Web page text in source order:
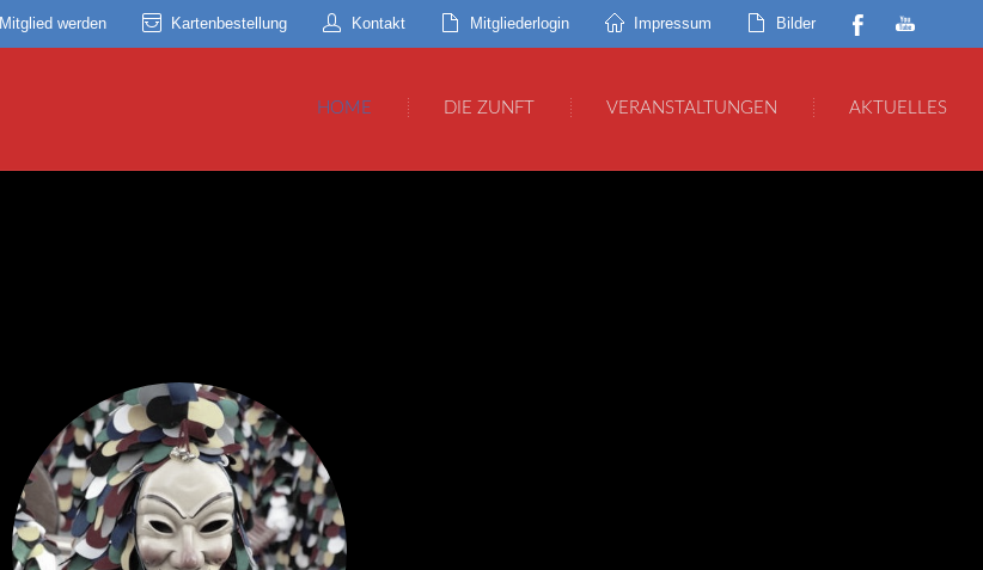
Mitglied werden Kartenbestellung Kontakt Mitgliederlogin Impressum Bilder
HOME DIE ZUNFT VERANSTALTUNGEN AKTUELLES